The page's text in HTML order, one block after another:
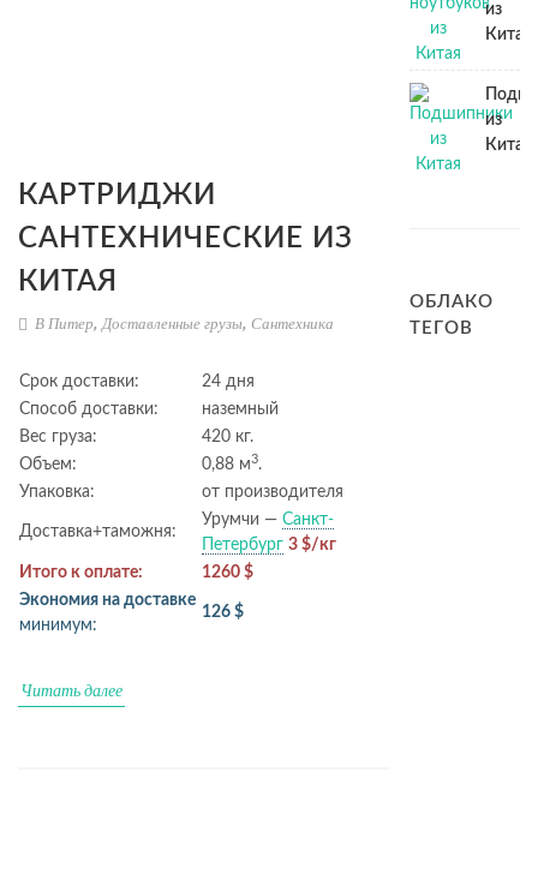
КАРТРИДЖИ
САНТЕХНИЧЕСКИЕ ИЗ
КИТАЯ
В Питер,Доставленные грузы, Сантехника
Срок доставки:
24 дня
Способ доставки:
наземный
Вес груза:
420 кг.
Объем:
0,88 м3.
Упаковка:
от производителя
Доставка+таможня:
Урумчи — Санкт-
Петербург 3 $/кг
Итого к оплате:
1260 $
Экономия на доставке
минимум:
126 $
Читать далее
из
Китая
из
Китая
ОБЛАКО
ТЕГОВ